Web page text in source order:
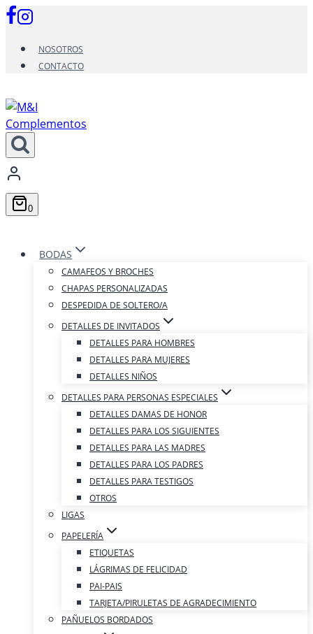
Saltar
contenidoNOSOTROS
CONTACTO
0
BODAS
CAMAFEOS Y BROCHES
CHAPAS PERSONALIZADAS
DESPEDIDA DE SOLTERO/A
DETALLES DE INVITADOS
DETALLES PARA HOMBRES
DETALLES PARA MUJERES
DETALLES NIÑOS
DETALLES PARA PERSONAS ESPECIALES
DETALLES DAMAS DE HONOR
DETALLES PARA LOS SIGUIENTES
DETALLES PARA LAS MADRES
DETALLES PARA LOS PADRES
DETALLES PARA TESTIGOS
OTROS
LIGAS
PAPELERÍA
ETIQUETAS
LÁGRIMAS DE FELICIDAD
PAI-PAIS
TARJETA/PIRULETAS DE AGRADECIMIENTO
PAÑUELOS BORDADOS